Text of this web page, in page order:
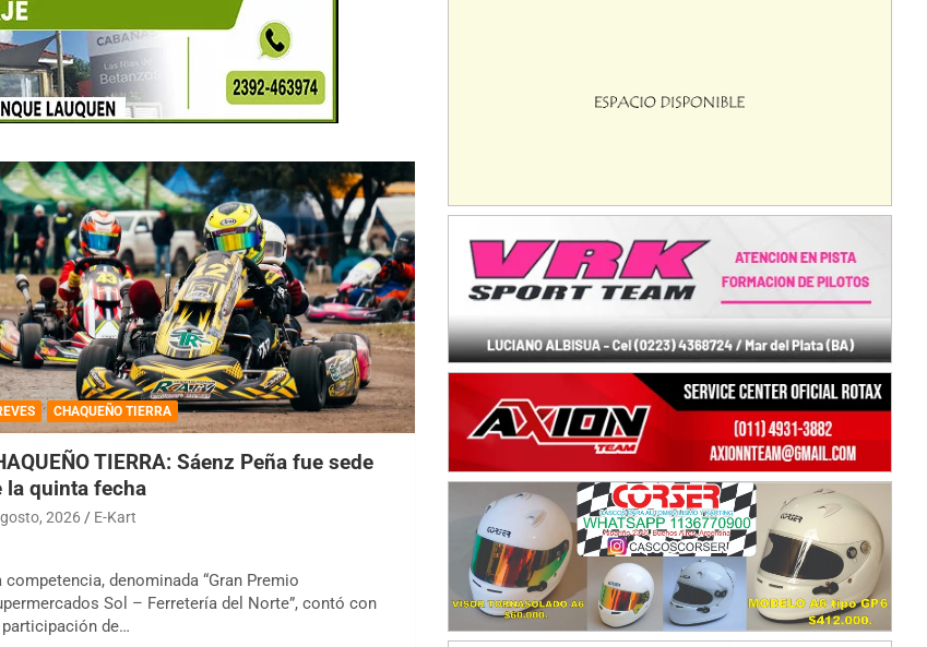
CHAQUEÑO TIERRA
TIERRA: Sáenz Peña fue sede
la quinta fecha
2026 E-Kart
competencia, denominada “Gran Premio
Sol – Ferretería del Norte”, contó con
participación de…